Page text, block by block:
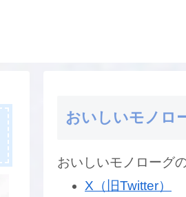
おいしいモノロ
おいしいモノローグ
X（旧Twitter）